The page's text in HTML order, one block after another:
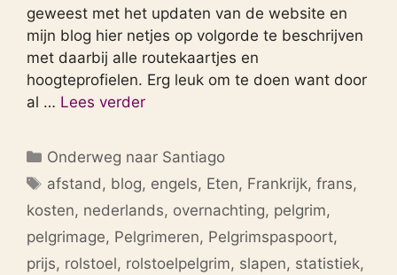
geweest met het updaten van de website en
mijn blog hier netjes op volgorde te beschrijven
met daarbij alle routekaartjes en
hoogteprofielen. Erg leuk om te doen want door
al … Lees verder
Categorieën
Onderweg naar Santiago
Tags
afstand , blog, engels, Eten, Frankrijk,frans,
kosten, nederlands, overnachting, pelgrim,
pelgrimage, Pelgrimeren, Pelgrimspaspoort,
prijs, rolstoel, rolstoelpelgrim, slapen, statistiek,